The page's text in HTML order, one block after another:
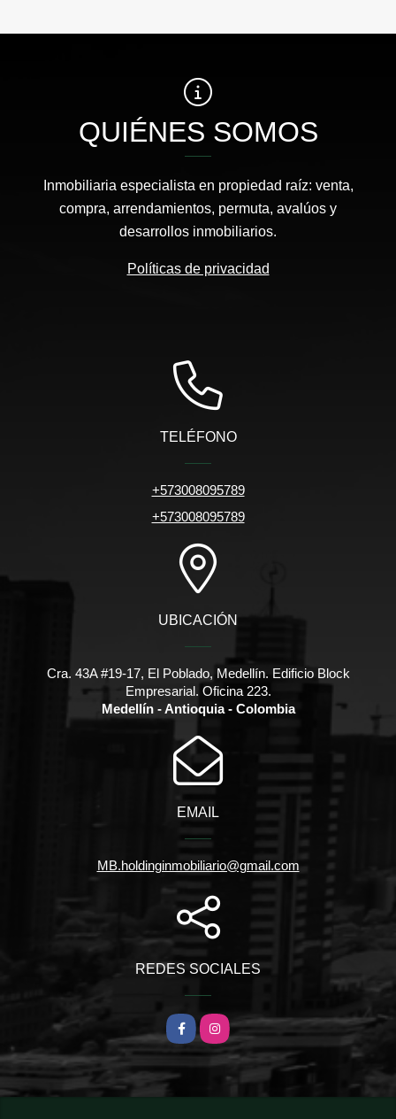
QUIÉNES SOMOS
Inmobiliaria especialista en propiedad raíz: venta,
compra, arrendamientos, permuta, avalúos y
desarrollos inmobiliarios.
Políticas de privacidad
TELÉFONO
+573008095789
+573008095789
UBICACIÓN
Cra. 43A #19-17, El Poblado, Medellín. Edificio Block
Empresarial. Oficina 223.
Medellín - Antioquia - Colombia
EMAIL
MB.holdinginmobiliario@gmail.com
REDES SOCIALES
FacebookInstagram